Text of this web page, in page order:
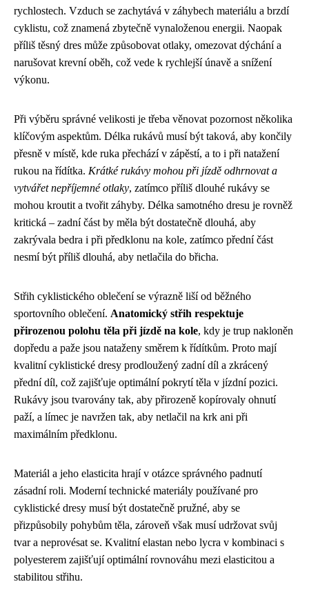
rychlostech. Vzduch se zachytává v záhybech materiálu a brzdí
cyklistu, což znamená zbytečně vynaloženou energii. Naopak
příliš těsný dres může způsobovat otlaky, omezovat dýchání a
narušovat krevní oběh, což vede k rychlejší únavě a snížení
výkonu.
Při výběru správné velikosti je třeba věnovat pozornost několika
klíčovým aspektům. Délka rukávů musí být taková, aby končily
přesně v místě, kde ruka přechází v zápěstí, a to i při natažení
rukou na řídítka. Krátké rukávy mohou při jízdě odhrnovat a
vytvářet nepříjemné otlaky, zatímco příliš dlouhé rukávy se
mohou kroutit a tvořit záhyby. Délka samotného dresu je rovněž
kritická – zadní část by měla být dostatečně dlouhá, aby
zakrývala bedra i při předklonu na kole, zatímco přední část
nesmí být příliš dlouhá, aby netlačila do břicha.
Střih cyklistického oblečení se výrazně liší od běžného
sportovního oblečení. Anatomický střih respektuje
přirozenou polohu těla při jízdě na kole, kdy je trup nakloněn
dopředu a paže jsou nataženy směrem k řídítkům. Proto mají
kvalitní cyklistické dresy prodloužený zadní díl a zkrácený
přední díl, což zajišťuje optimální pokrytí těla v jízdní pozici.
Rukávy jsou tvarovány tak, aby přirozeně kopírovaly ohnutí
paží, a límec je navržen tak, aby netlačil na krk ani při
maximálním předklonu.
Materiál a jeho elasticita hrají v otázce správného padnutí
zásadní roli. Moderní technické materiály používané pro
cyklistické dresy musí být dostatečně pružné, aby se
přizpůsobily pohybům těla, zároveň však musí udržovat svůj
tvar a neprovésat se. Kvalitní elastan nebo lycra v kombinaci s
polyesterem zajišťují optimální rovnováhu mezi elasticitou a
stabilitou střihu.